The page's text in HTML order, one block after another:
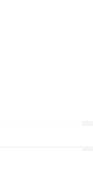
ではの
す。